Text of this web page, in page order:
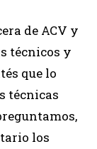
de ACV y
técnicos y
que lo
técnicas
los